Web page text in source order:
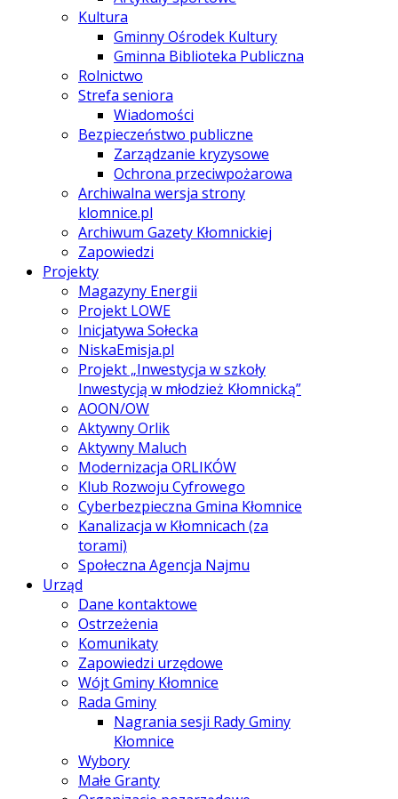
Kultura
Gminny Ośrodek Kultury
Gminna Biblioteka Publiczna
Rolnictwo
Strefa seniora
Wiadomości
Bezpieczeństwo publiczne
Zarządzanie kryzysowe
Ochrona przeciwpożarowa
Archiwalna wersja strony
klomnice.pl
Archiwum Gazety Kłomnickiej
Zapowiedzi
Projekty
Magazyny Energii
Projekt LOWE
Inicjatywa Sołecka
NiskaEmisja.pl
Projekt „Inwestycja w szkoły
Inwestycją w młodzież Kłomnicką”
AOON/OW
Aktywny Orlik
Aktywny Maluch
Modernizacja ORLIKÓW
Klub Rozwoju Cyfrowego
Cyberbezpieczna Gmina Kłomnice
Kanalizacja w Kłomnicach (za
torami)
Społeczna Agencja Najmu
Urząd
Dane kontaktowe
Ostrzeżenia
Komunikaty
Zapowiedzi urzędowe
Wójt Gminy Kłomnice
Rada Gminy
Nagrania sesji Rady Gminy
Kłomnice
Wybory
Małe Granty